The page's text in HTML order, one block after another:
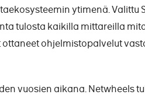
ytimenä. Valittu
tulosta kaikilla mittareilla
ohjelmistopalvelut
vuosien aikana. Netwheels